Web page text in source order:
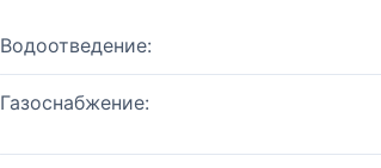
Водоотведение:
Газоснабжение: